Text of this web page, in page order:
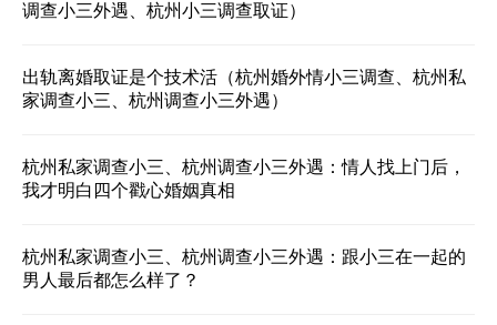
调查小三外遇、杭州小三调查取证）
出轨离婚取证是个技术活（杭州婚外情小三调查、杭州私
家调查小三、杭州调查小三外遇）
杭州私家调查小三、杭州调查小三外遇：情人找上门后，
我才明白四个戳心婚姻真相
杭州私家调查小三、杭州调查小三外遇：跟小三在一起的
男人最后都怎么样了？